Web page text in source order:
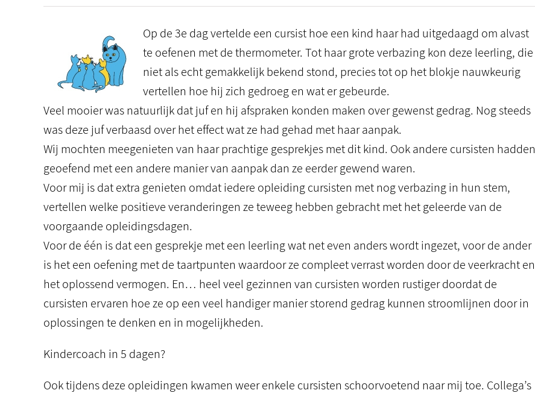
Op de 3e dag vertelde een cursist hoe een kind haar had uitgedaagd om alvast
te oefenen met de thermometer. Tot haar grote verbazing kon deze leerling, die
niet als echt gemakkelijk bekend stond, precies tot op het blokje nauwkeurig
vertellen hoe hij zich gedroeg en wat er gebeurde.
Veel mooier was natuurlijk dat juf en hij afspraken konden maken over gewenst gedrag. Nog steeds
was deze juf verbaasd over het effect wat ze had gehad met haar aanpak.
Wij mochten meegenieten van haar prachtige gesprekjes met dit kind. Ook andere cursisten hadden
geoefend met een andere manier van aanpak dan ze eerder gewend waren.
Voor mij is dat extra genieten omdat iedere opleiding cursisten met nog verbazing in hun stem,
vertellen welke positieve veranderingen ze teweeg hebben gebracht met het geleerde van de
voorgaande opleidingsdagen.
Voor de één is dat een gesprekje met een leerling wat net even anders wordt ingezet, voor de ander
is het een oefening met de taartpunten waardoor ze compleet verrast worden door de veerkracht en
het oplossend vermogen. En… heel veel gezinnen van cursisten worden rustiger doordat de
cursisten ervaren hoe ze op een veel handiger manier storend gedrag kunnen stroomlijnen door in
oplossingen te denken en in mogelijkheden.
Kindercoach in 5 dagen?
Ook tijdens deze opleidingen kwamen weer enkele cursisten schoorvoetend naar mij toe. Collega’s